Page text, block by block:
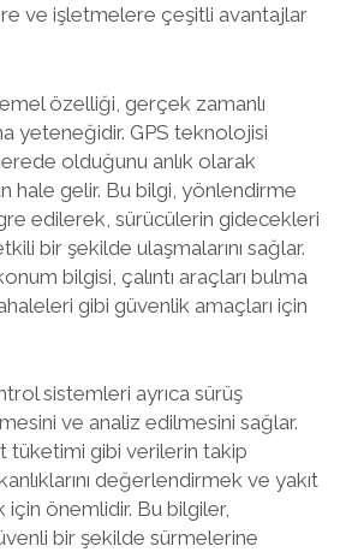
ve işletmelere çeşitli avantajlar
özelliği, gerçek zamanlı
yeteneğidir. GPS teknolojisi
olduğunu anlık olarak
hale gelir. Bu bilgi, yönlendirme
edilerek, sürücülerin gidecekleri
bir şekilde ulaşmalarını sağlar.
bilgisi, çalıntı araçları bulma
gibi güvenlik amaçları için
sistemleri ayrıca sürüş
ve analiz edilmesini sağlar.
tüketimi gibi verilerin takip
değerlendirmek ve yakıt
önemlidir. Bu bilgiler,
bir şekilde sürmelerine